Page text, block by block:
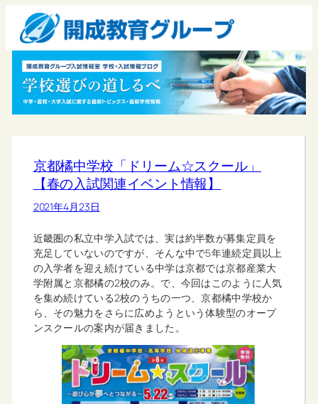
京都橘中学校「ドリーム☆スクール」
【春の入試関連イベント情報】
2021年4月23日
近畿圏の私立中学入試では、実は約半数が募集定員を
充足していないのですが、そんな中で5年連続定員以上
の入学者を迎え続けている中学は京都では京都産業大
学附属と京都橘の2校のみ。で、今回はこのように人気
を集め続けている2校のうちの一つ、京都橘中学校か
ら、その魅力をさらに広めようという体験型のオープ
ンスクールの案内が届きました。